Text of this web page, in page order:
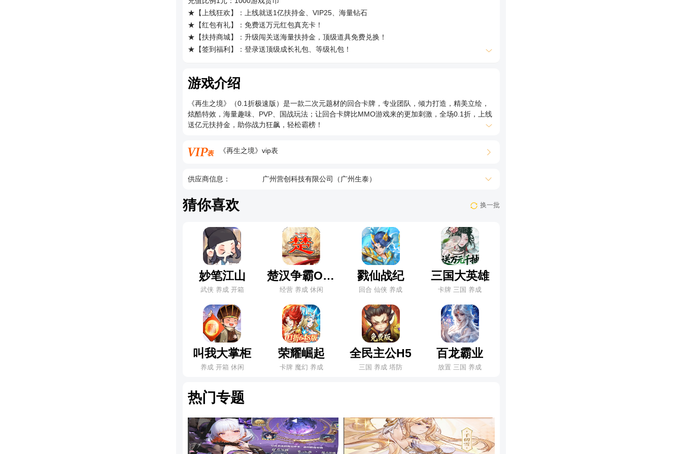
★【上线狂欢】：上线就送1亿扶持金、VIP25、海量钻石
★【红包有礼】：免费送万元红包真充卡！
★【扶持商城】：升级闯关送海量扶持金，顶级道具免费兑换！
★【签到福利】：登录送顶级成长礼包、等级礼包！
游戏介绍
《再生之境》（0.1折极速版）是一款二次元题材的回合卡牌，专业团队，倾力打造，精美立绘，
炫酷特效，海量趣味、PVP、国战玩法；让回合卡牌比MMO游戏来的更加刺激，全场0.1折，上线
送亿元扶持金，助你战力狂飙，轻松霸榜！
《再生之境》vip表
供应商信息： 广州营创科技有限公司（广州生泰）
猜你喜欢 换一批
妙笔江山
武侠 养成 开箱
楚汉争霸OL手游
经营 养成 休闲
戮仙战纪
回合 仙侠 养成
三国大英雄
卡牌 三国 养成
叫我大掌柜
养成 开箱 休闲
荣耀崛起
卡牌 魔幻 养成
全民主公H5
三国 养成 塔防
百龙霸业
放置 三国 养成
热门专题